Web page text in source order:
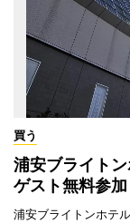
買う
浦安ブライト
ゲスト無料参加
浦安ブライトンホテ